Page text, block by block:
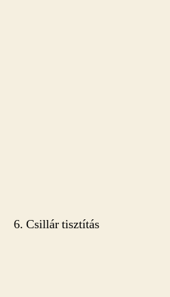
6. Csillár tisztítás